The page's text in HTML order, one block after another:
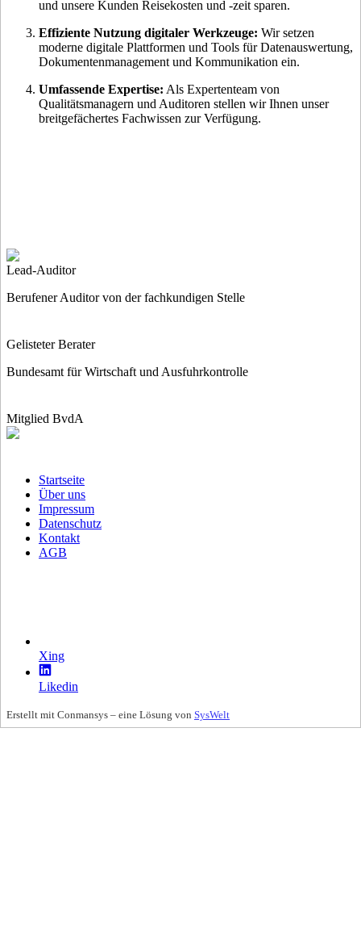
und unsere Kunden Reisekosten und -zeit sparen.
Effiziente Nutzung digitaler Werkzeuge: Wir setzen
moderne digitale Plattformen und Tools für Datenauswertung,
Dokumentenmanagement und Kommunikation ein.
Umfassende Expertise: Als Expertenteam von
Qualitätsmanagern und Auditoren stellen wir Ihnen unser
breitgefächertes Fachwissen zur Verfügung.
Lead-Auditor
Berufener Auditor von der fachkundigen Stelle
Gelisteter Berater
Bundesamt für Wirtschaft und Ausfuhrkontrolle
Mitglied BvdA
Startseite
Über uns
Impressum
Datenschutz
Kontakt
AGB
Xing
Likedin
Erstellt mit Conmansys – eine Lösung von SysWelt